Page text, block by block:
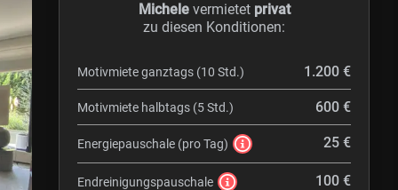
Michelevermietet privat
zu diesen Konditionen:
Motivmiete ganztags (10 Std.) 1.200 €
Motivmiete halbtags (5 Std.) 600 €
Energiepauschale (pro Tag) 25 €
Endreinigungspauschale 100 €